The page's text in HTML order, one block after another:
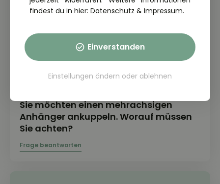
Sie möchten einen mehrachsigen
Anhänger ankuppeln. Worauf müssen
Sie achten?
findest du in hier: Datenschutz & Impressum.
Einverstanden
Einstellungen ändern oder ablehnen